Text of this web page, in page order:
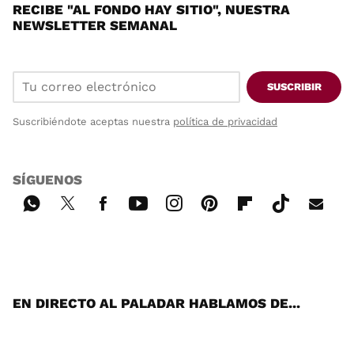
RECIBE "AL FONDO HAY SITIO", NUESTRA
NEWSLETTER SEMANAL
SUSCRIBIR
Suscribiéndote aceptas nuestra política de privacidad
SÍGUENOS
EN DIRECTO AL PALADAR HABLAMOS DE...